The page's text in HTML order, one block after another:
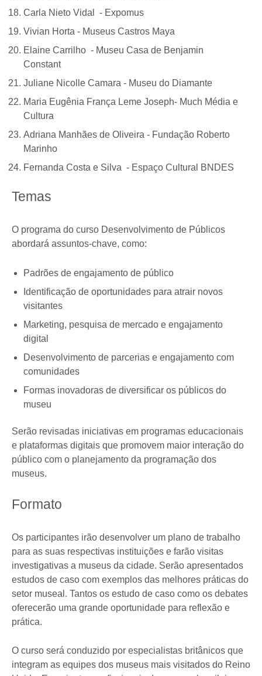
Carla Nieto Vidal - Expomus
Vivian Horta - Museus Castros Maya
Elaine Carrilho - Museu Casa de Benjamin
Constant
Juliane Nicolle Camara - Museu do Diamante
Maria Eugênia França Leme Joseph- Much Média e
Cultura
Adriana Manhães de Oliveira - Fundação Roberto
Marinho
Fernanda Costa e Silva - Espaço Cultural BNDES
Temas
O programa do curso Desenvolvimento de Públicos
abordará assuntos-chave, como:
Padrões de engajamento de público
Identificação de oportunidades para atrair novos
visitantes
Marketing, pesquisa de mercado e engajamento
digital
Desenvolvimento de parcerias e engajamento com
comunidades
Formas inovadoras de diversificar os públicos do
museu
Serão revisadas iniciativas em programas educacionais
e plataformas digitais que promovem maior interação do
público com o planejamento da programação dos
museus.
Formato
Os participantes irão desenvolver um plano de trabalho
para as suas respectivas instituições e farão visitas
investigativas a museus da cidade. Serão apresentados
estudos de caso com exemplos das melhores práticas do
setor museal. Tantos os estudo de caso como os debates
oferecerão uma grande oportunidade para reflexão e
prática.
O curso será conduzido por especialistas britânicos que
integram as equipes dos museus mais visitados do Reino